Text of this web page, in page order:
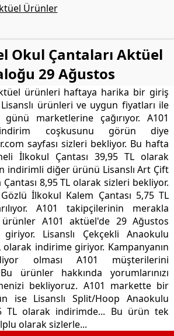
Okul Çantaları Aktüel
29 Ağustos
ürünleri haftaya harika bir giriş
ürünleri ve uygun fiyatları ile
marketlerine çağırıyor. A101
indirim coşkusunu görün diye
sayfası sizleri bekliyor. Bu hafta
İlkokul Çantası 39,95 TL olarak
indirimli diğer ürünü Lisanslı Art Çift
8,95 TL olarak sizleri bekliyor.
İlkokul Kalem Çantası 5,75 TL
A101 takipçilerinin merakla
ürünler A101 aktüel'de 29 Ağustos
Lisanslı Çekçekli Anaokulu
olarak indirime giriyor. Kampanyanın
olması A101 müşterilerini
Bu ürünler hakkında yorumlarınızı
bekliyoruz. A101 markette bir
ise Lisanslı Split/Hoop Anaokulu
TL olarak indirimde... Bu ürün tek
olarak sizlerle...